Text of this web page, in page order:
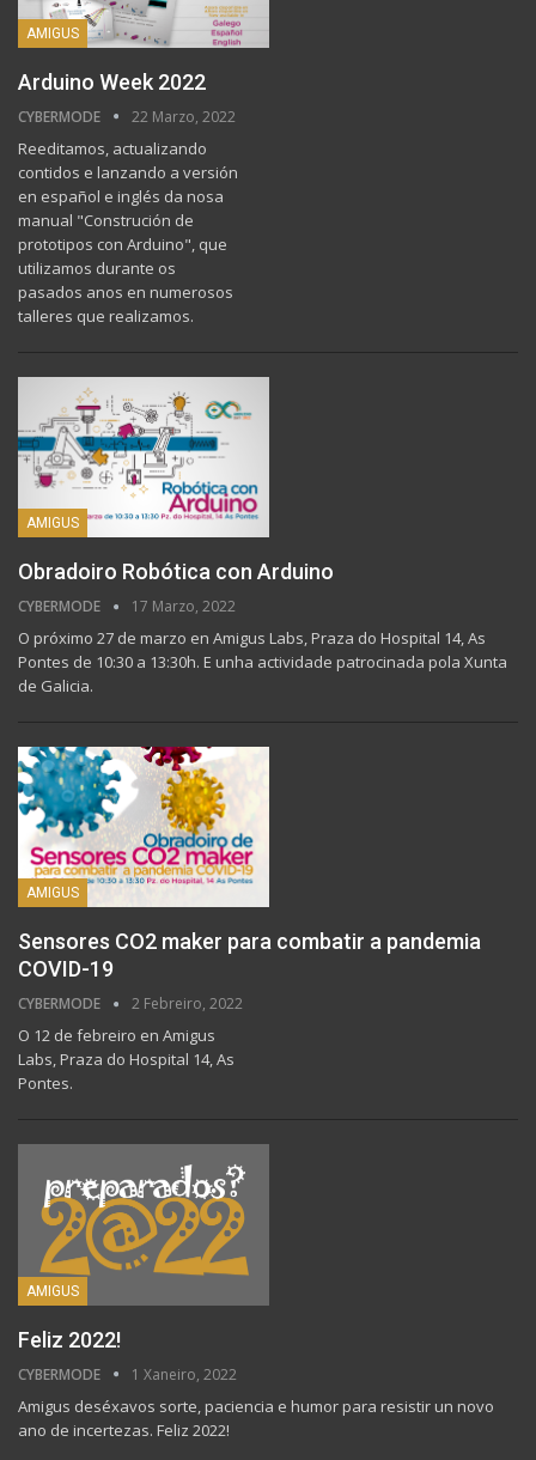
AMIGUS
Arduino Week 2022
CYBERMODE 22 Marzo, 2022
Reeditamos, actualizando
contidos e lanzando a versión
en español e inglés da nosa
manual "Construción de
prototipos con Arduino", que
utilizamos durante os
pasados anos en numerosos
talleres que realizamos.
AMIGUS
Obradoiro Robótica con Arduino
CYBERMODE 17 Marzo, 2022
O próximo 27 de marzo en Amigus Labs, Praza do Hospital 14, As
Pontes de 10:30 a 13:30h. E unha actividade patrocinada pola Xunta
de Galicia.
AMIGUS
Sensores CO2 maker para combatir a pandemia
COVID-19
CYBERMODE 2 Febreiro, 2022
O 12 de febreiro en Amigus
Labs, Praza do Hospital 14, As
Pontes.
AMIGUS
Feliz 2022!
CYBERMODE 1 Xaneiro, 2022
Amigus deséxavos sorte, paciencia e humor para resistir un novo
ano de incertezas. Feliz 2022!